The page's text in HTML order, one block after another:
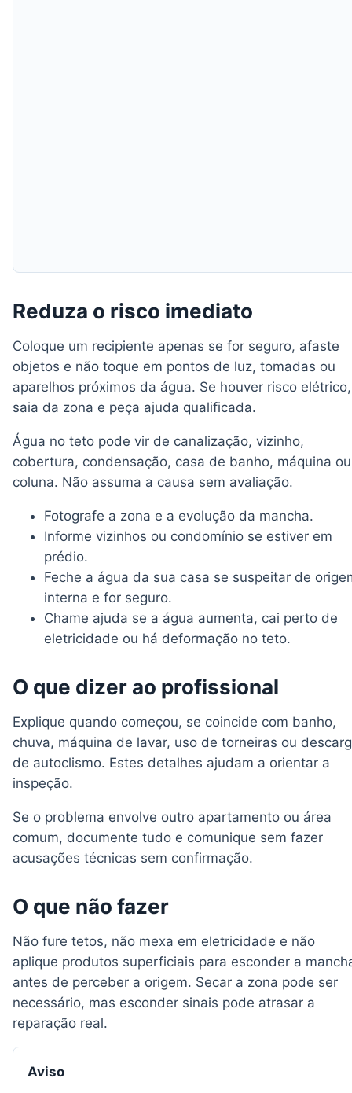
Reduza o risco imediato
Coloque um recipiente apenas se for seguro, afaste
objetos e não toque em pontos de luz, tomadas ou
aparelhos próximos da água. Se houver risco elétrico,
saia da zona e peça ajuda qualificada.
Água no teto pode vir de canalização, vizinho,
cobertura, condensação, casa de banho, máquina ou
coluna. Não assuma a causa sem avaliação.
Fotografe a zona e a evolução da mancha.
Informe vizinhos ou condomínio se estiver em
prédio.
Feche a água da sua casa se suspeitar de
interna e for seguro.
Chame ajuda se a água aumenta, cai perto de
eletricidade ou há deformação no teto.
O que dizer ao profissional
Explique quando começou, se coincide com banho,
chuva, máquina de lavar, uso de torneiras ou
de autoclismo. Estes detalhes ajudam a orientar a
inspeção.
Se o problema envolve outro apartamento ou área
comum, documente tudo e comunique sem fazer
acusações técnicas sem confirmação.
O que não fazer
Não fure tetos, não mexa em eletricidade e não
aplique produtos superficiais para esconder a
antes de perceber a origem. Secar a zona pode ser
necessário, mas esconder sinais pode atrasar a
reparação real.
Aviso